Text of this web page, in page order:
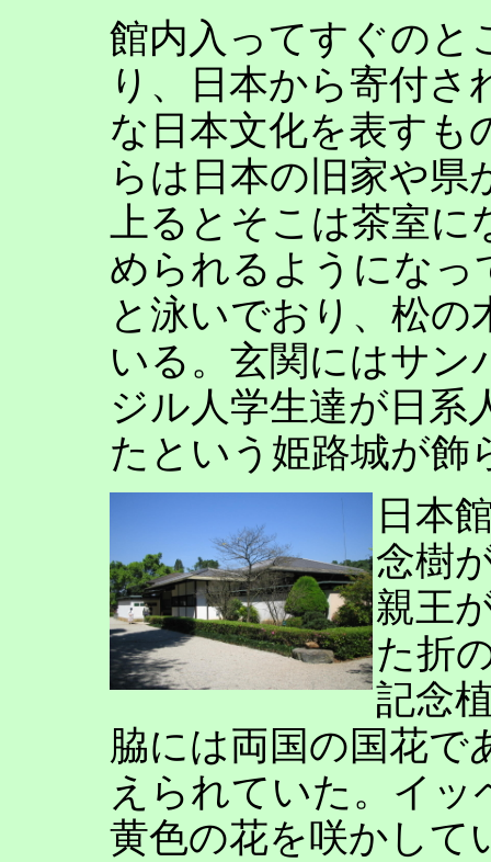
館内入ってすぐのと
り、日本から寄付さ
な日本文化を表すも
らは日本の旧家や県
上るとそこは茶室に
められるようになっ
と泳いでおり、松
いる。玄関にはサン
ジル人学生達が日系
たという姫路城が飾
日本
念樹
親王
た折
記念
脇には両国の国花で
えられていた。イ
黄色の花を咲かして